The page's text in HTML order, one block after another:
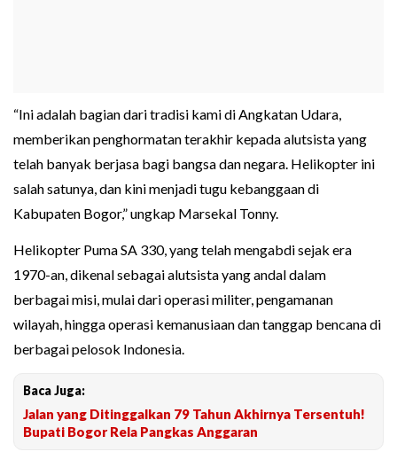
“Ini adalah bagian dari tradisi kami di Angkatan Udara,
memberikan penghormatan terakhir kepada alutsista yang
telah banyak berjasa bagi bangsa dan negara. Helikopter ini
salah satunya, dan kini menjadi tugu kebanggaan di
Kabupaten Bogor,” ungkap Marsekal Tonny.
Helikopter Puma SA 330, yang telah mengabdi sejak era
1970-an, dikenal sebagai alutsista yang andal dalam
berbagai misi, mulai dari operasi militer, pengamanan
wilayah, hingga operasi kemanusiaan dan tanggap bencana di
berbagai pelosok Indonesia.
Baca Juga:
Jalan yang Ditinggalkan 79 Tahun Akhirnya Tersentuh!
Bupati Bogor Rela Pangkas Anggaran